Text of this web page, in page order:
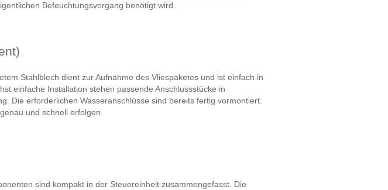
Befeuchtungsvorgang benötigt wird.
Stahlblech dient zur Aufnahme des Vliespaketes und ist einfach in
einfache Installation stehen passende Anschlussstücke in
Die erforderlichen Wasseranschlüsse sind bereits fertig vormontiert.
und schnell erfolgen.
sind kompakt in der Steuereinheit zusammengefasst. Die